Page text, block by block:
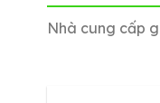
Nhà cung cấp